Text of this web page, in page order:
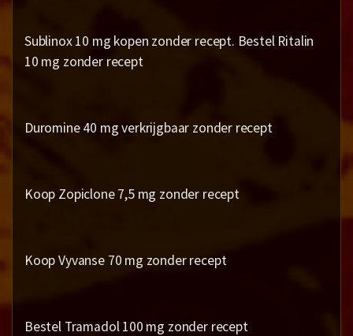
Sublinox 10 mg kopen zonder recept. Bestel Ritalin
10 mg zonder recept
Duromine 40 mg verkrijgbaar zonder recept
Koop Zopiclone 7,5 mg zonder recept
Koop Vyvanse 70 mg zonder recept
Bestel Tramadol 100 mg zonder recept